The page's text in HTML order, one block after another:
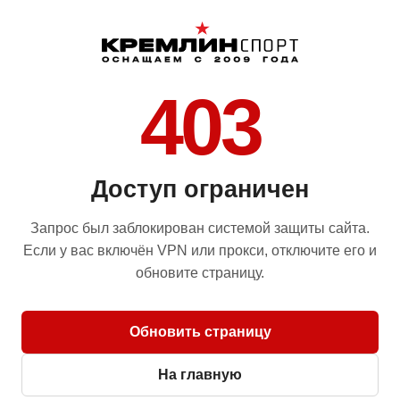
403
Доступ ограничен
Запрос был заблокирован системой защиты сайта.
Если у вас включён VPN или прокси, отключите его и
обновите страницу.
Обновить страницу
На главную